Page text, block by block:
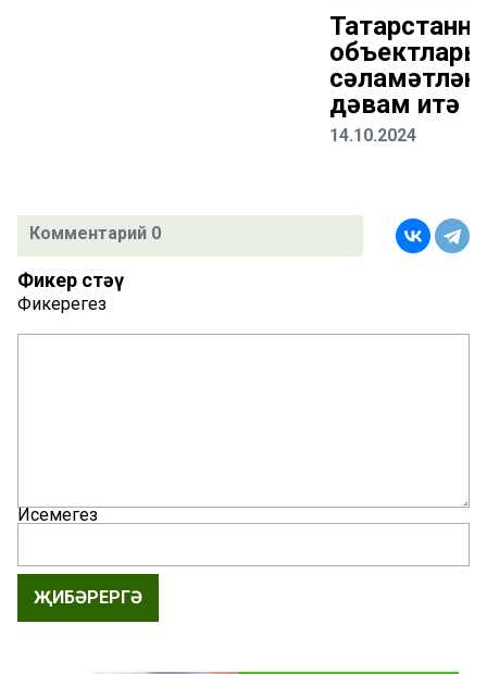
дәвам итә
14.10.2024
Комментарий 0
Фикер өстәү
Фикерегез
Исемегез
ҖИБӘРЕРГӘ